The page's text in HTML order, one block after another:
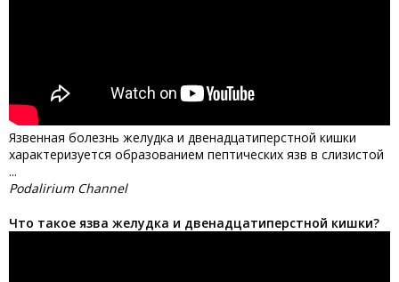
Язвенная болезнь желудка и двенадцатиперстной кишки
характеризуется образованием пептических язв в слизистой
...
Podalirium Channel
Что такое язва желудка и двенадцатиперстной кишки?